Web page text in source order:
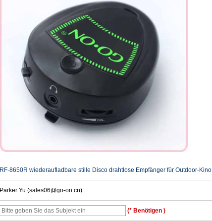
RF-8650R wiederaufladbare stille Disco drahtlose Empfänger für Outdoor-Kino
Parker Yu (sales06@go-on.cn)
(* Benötigen )